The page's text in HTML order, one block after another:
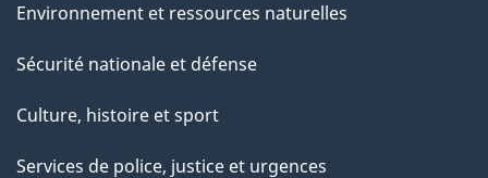
Environnement et ressources naturelles
Sécurité nationale et défense
Culture, histoire et sport
Services de police, justice et urgences